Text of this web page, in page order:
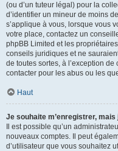
(ou d’un tuteur légal) pour la
d’identifier un mineur de moins
s’applique à vous, lorsque vous
votre place, contactez un
phpBB Limited et les
conseils juridiques et ne
de toutes sortes, à l’exception
contacter pour les abus ou les
Haut
Je souhaite m’enregistrer, mais
Il est possible qu’un
nouveaux comptes. Il peut
d’utilisateur que vous souhaitez